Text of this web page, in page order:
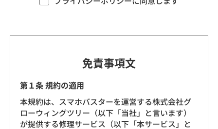
す。）を定めます。
第1条（プライバシー情報）
人情報保護法にいう「個人情報」を指すものと
し、生存する個人に関する情報であって、当該
号、連絡先その他の記述等により特定の個人を
識別できる情報を指します。
免責事項文
第１条 規約の適用
本規約は、スマホバスターを運営する株式会社グ
ローウィングツリー（以下「当社」と言います）
が提供する修理サービス（以下「本サービス」と